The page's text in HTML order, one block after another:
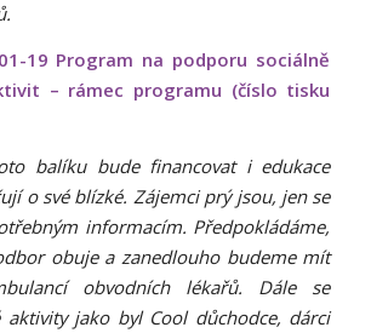
19 Program na podporu sociálně
– rámec programu (číslo tisku
balíku bude financovat i edukace
o své blízké. Zájemci prý jsou, jen se
informacím. Předpokládáme,
obuje a zanedlouho budeme mít
obvodních lékařů. Dále se
aktivity jako byl Cool důchodce, dárci